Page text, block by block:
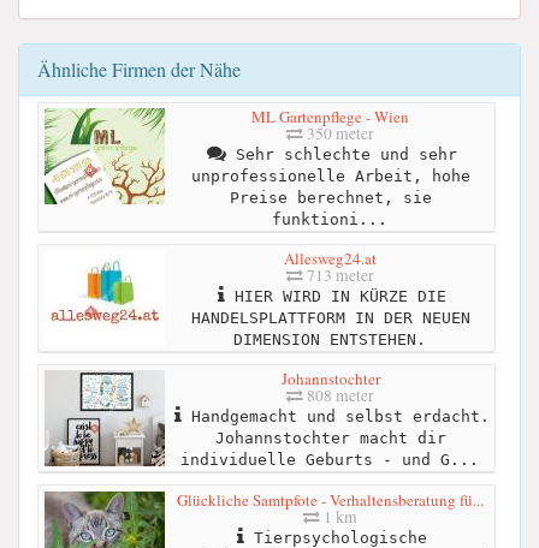
Ähnliche Firmen der Nähe
ML Gartenpflege - Wien
350 meter
Sehr schlechte und sehr
unprofessionelle Arbeit, hohe
Preise berechnet, sie
funktioni...
Allesweg24.at
713 meter
HIER WIRD IN KÜRZE DIE
HANDELSPLATTFORM IN DER NEUEN
DIMENSION ENTSTEHEN.
Johannstochter
808 meter
Handgemacht und selbst erdacht.
Johannstochter macht dir
individuelle Geburts - und G...
Glückliche Samtpfote - Verhaltensberatung fü...
1 km
Tierpsychologische